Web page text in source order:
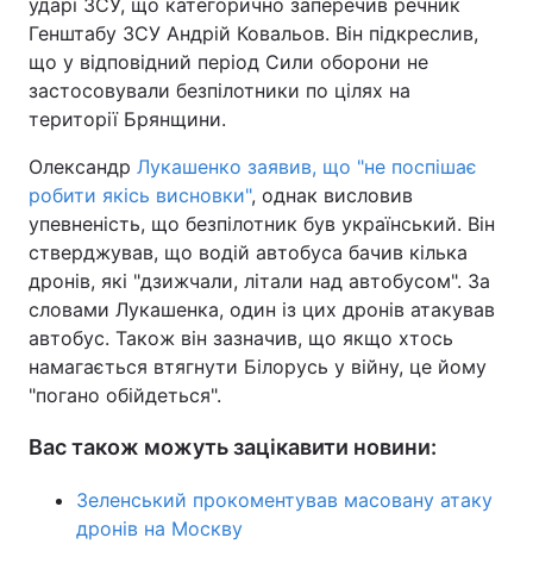
ударі ЗСУ, що категорично заперечив речник
Генштабу ЗСУ Андрій Ковальов. Він підкреслив,
що у відповідний період Сили оборони не
застосовували безпілотники по цілях на
території Брянщини.
Олександр Лукашенко заявив, що "не поспішає
робити якісь висновки", однак висловив
упевненість, що безпілотник був український. Він
стверджував, що водій автобуса бачив кілька
дронів, які "дзижчали, літали над автобусом". За
словами Лукашенка, один із цих дронів атакував
автобус. Також він зазначив, що якщо хтось
намагається втягнути Білорусь у війну, це йому
"погано обійдеться".
Вас також можуть зацікавити новини:
Зеленський прокоментував масовану атаку
дронів на Москву